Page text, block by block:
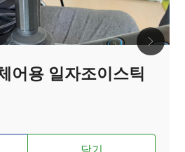
어용 일자조이스틱